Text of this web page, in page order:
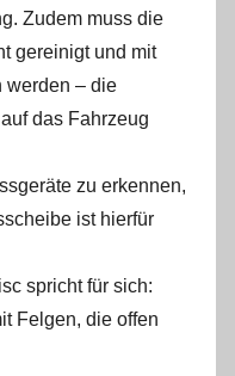
Zudem muss die
gereinigt und mit
werden – die
das Fahrzeug
zu erkennen,
ist hierfür
spricht für sich:
Felgen, die offen